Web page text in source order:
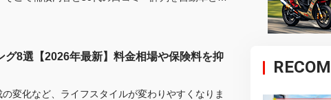
8選【2026年最新】料金相場や保険料を抑
変化など、ライフスタイルが変わりやすくなりま